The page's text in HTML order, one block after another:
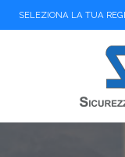
SELEZIONA LA TUA